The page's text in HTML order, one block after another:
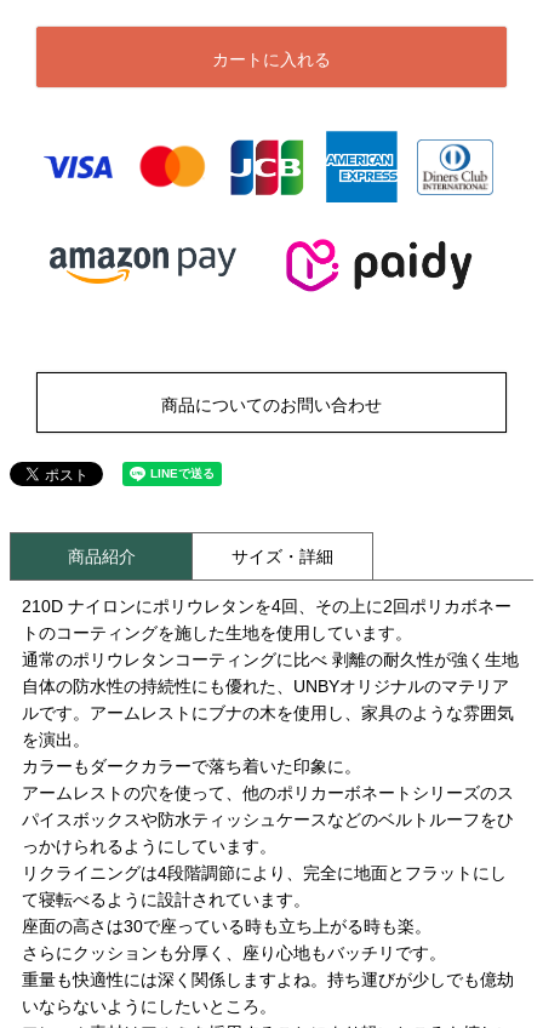
カートに入れる
商品についてのお問い合わせ
商品紹介 サイズ・詳細
210D ナイロンにポリウレタンを4回、その上に2回ポリカボネー
トのコーティングを施した生地を使用しています。
通常のポリウレタンコーティングに比べ 剥離の耐久性が強く生地
自体の防水性の持続性にも優れた、UNBYオリジナルのマテリア
ルです。アームレストにブナの木を使用し、家具のような雰囲気
を演出。
カラーもダークカラーで落ち着いた印象に。
アームレストの穴を使って、他のポリカーボネートシリーズのス
パイスボックスや防水ティッシュケースなどのベルトルーフをひ
っかけられるようにしています。
リクライニングは4段階調節により、完全に地面とフラットにし
て寝転べるように設計されています。
座面の高さは30で座っている時も立ち上がる時も楽。
さらにクッションも分厚く、座り心地もバッチリです。
重量も快適性には深く関係しますよね。持ち運びが少しでも億劫
いならないようにしたいところ。